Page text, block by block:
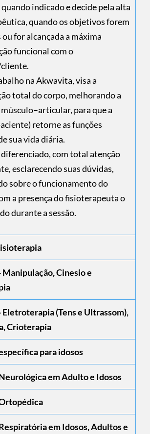
indicado e decide pela alta
quando os objetivos forem
for alcançada a máxima
funcional com o
na Akwavita, visa a
total do corpo, melhorando a
para que a
retorne as funções
sua vida diária.
com total atenção
esclarecendo suas dúvidas,
sobre o funcionamento do
a presença do fisioterapeuta o
durante a sessão.
Cinesio e
(Tens e Ultrassom),
Crioterapia
para idosos
em Adulto e Idosos
em Idosos, Adultos e